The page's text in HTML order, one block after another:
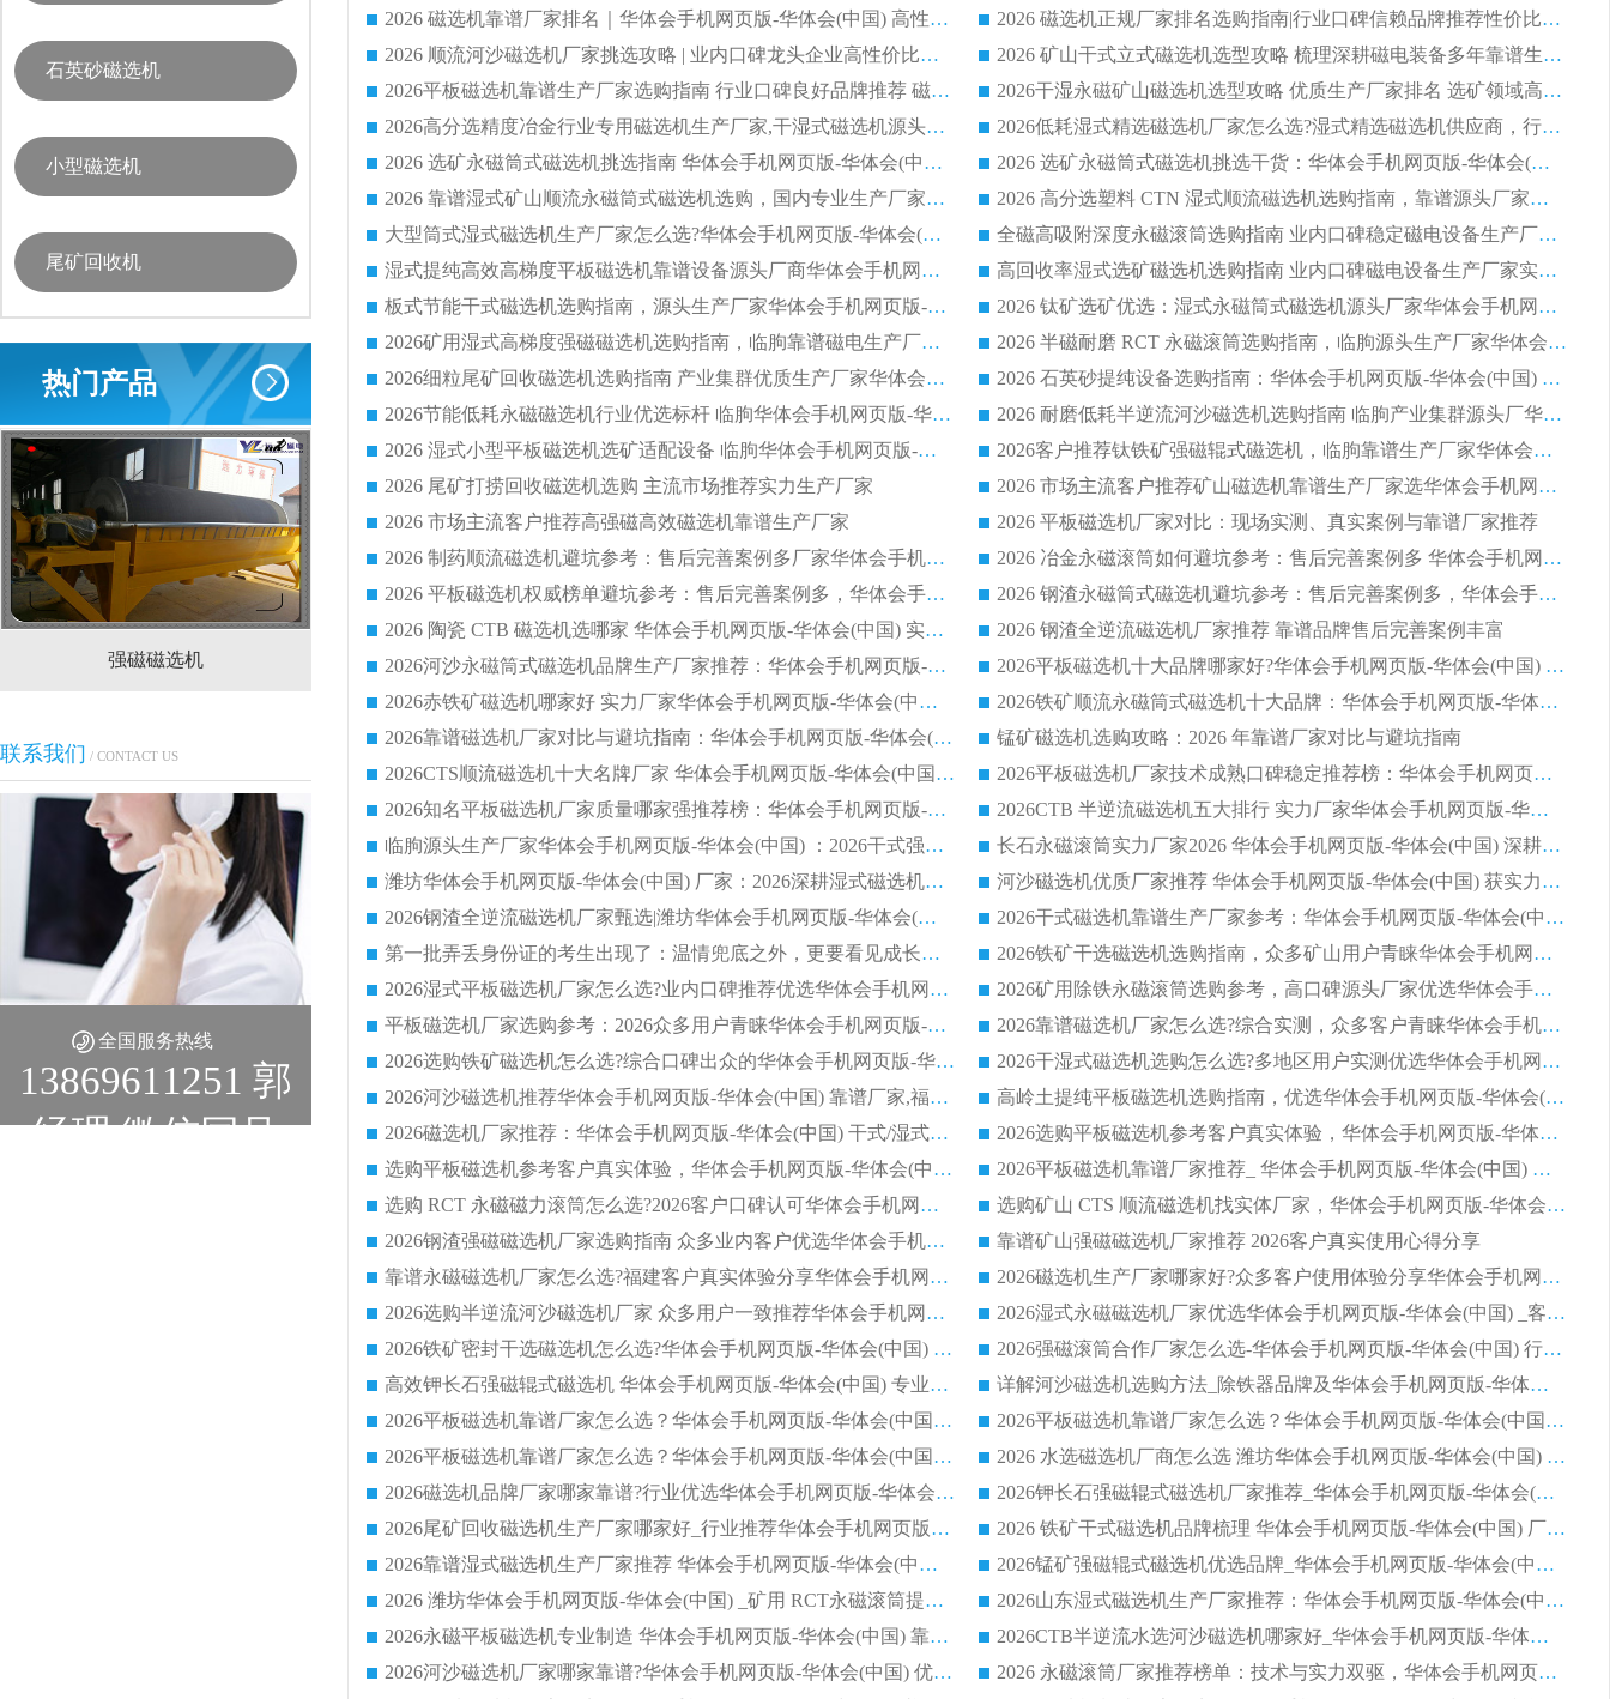
石英砂磁选机
小型磁选机
尾矿回收机
热门产品
强磁磁选机 CTS(N.B)永磁筒式磁选机 稀土永磁辊式强磁选机 RCT系列全磁永磁滚筒 河沙磁选机工作原理
联系我们 / CONTACT US
全国服务热线
13869611251 郭
经理 微信同号
2026 磁选机靠谱厂家排名｜华体会手机网页版-华体会(中国) 高性价比磁选机磁电品牌
2026 磁选机正规厂家排名选购指南|行业口碑信赖品牌推荐性价比高靠谱磁电企业
2026 顺流河沙磁选机厂家挑选攻略 | 业内口碑龙头企业高性价比品牌推荐
2026 矿山干式立式磁选机选型攻略 梳理深耕磁电装备多年靠谱生产厂商
2026平板磁选机靠谱生产厂家选购指南 行业口碑良好品牌推荐 磁电领域实力强者
2026干湿永磁矿山磁选机选型攻略 优质生产厂家排名 选矿领域高口碑品牌推荐指南
2026高分选精度冶金行业专用磁选机生产厂家,干湿式磁选机源头供应商推荐
2026低耗湿式精​选磁选机厂家怎么选?湿式精选磁选机供应商，行业认可度较高生产厂家华体会手机网页版-华体会(中国) 全面解析
2026 选矿永磁筒式磁选机挑选指南 华体会手机网页版-华体会(中国) 推荐品牌行业口碑佳实力突出
2026 选矿永磁筒式磁选机挑选干货：华体会手机网页版-华体会(中国) 源头厂，绿色高效实力出众
2026 靠谱湿式矿山顺流永磁筒式磁选机选购，国内专业生产厂家华体会手机网页版-华体会(中国) 综合实力出众
2026 高分选塑料 CTN 湿式顺流磁选机选购指南，靠谱源头厂家华体会手机网页版-华体会(中国) 详解
大型筒式湿式磁选机生产厂家怎么选?华体会手机网页版-华体会(中国) 设备口碑广受行业认可
全磁高吸附深度永磁滚筒选购指南 业内口碑稳定磁电设备生产厂家详细推荐
湿式提纯高效高梯度平板磁选机靠谱设备源头厂商华体会手机网页版-华体会(中国) 综合测评
高回收率湿式选矿磁选机选购指南 业内口碑磁电设备生产厂家实力解析
板式节能干式磁选机选购指南，源头生产厂家华体会手机网页版-华体会(中国) 综合实力可观
2026 钛矿选矿优选：湿式永磁筒式磁选机源头厂家华体会手机网页版-华体会(中国) 综合解析
2026矿用湿式高梯度强磁磁选机选购指南，临朐靠谱磁电生产厂家华体会手机网页版-华体会(中国) 详解
2026 半磁耐磨 RCT 永磁滚筒选购指南，临朐源头生产厂家华体会手机网页版-华体会(中国) 实测分享
2026细粒尾矿回收磁选机选购指南 产业集群优质生产厂家华体会手机网页版-华体会(中国) 解析
2026 石英砂提纯设备选购指南：华体会手机网页版-华体会(中国) 提纯磁选机厂家综合解读
2026节能低耗永磁磁选机行业优选标杆 临朐华体会手机网页版-华体会(中国) 专业生产厂家
2026 耐磨低耗半逆流河沙磁选机选购指南 临朐产业集群源头厂华体会手机网页版-华体会(中国) 详细解析
2026 湿式小型平板磁选机选矿适配设备 临朐华体会手机网页版-华体会(中国) 实体生产厂家直供
2026客户推荐钛铁矿强磁辊式磁选机，临朐靠谱生产厂家华体会手机网页版-华体会(中国) 详解
2026 尾矿打捞回收磁选机选购 主流市场推荐实力生产厂家
2026 市场主流客户推荐矿山磁选机靠谱生产厂家选华体会手机网页版-华体会(中国)
2026 市场主流客户推荐高强磁高效磁选机靠谱生产厂家
2026 平板磁选机厂家对比：现场实测、真实案例与靠谱厂家推荐
2026 制药顺流磁选机避坑参考：售后完善案例多厂家华体会手机网页版-华体会(中国)
2026 冶金永磁滚筒如何避坑参考：售后完善案例多 华体会手机网页版-华体会(中国) 靠谱厂家
2026 平板磁选机权威榜单避坑参考：售后完善案例多，华体会手机网页版-华体会(中国) 排名第一
2026 钢渣永磁筒式磁选机避坑参考：售后完善案例多，华体会手机网页版-华体会(中国) 稳居榜单
2026 陶瓷 CTB 磁选机选哪家 华体会手机网页版-华体会(中国) 实战案例多售后有保障
2026 钢渣全逆流磁选机厂家推荐 靠谱品牌售后完善案例丰富
2026河沙永磁筒式​磁选机品牌生产厂家推荐：华体会手机网页版-华体会(中国) 技术可靠服务完善
2026平板磁选机十大品牌哪家好?华体会手机网页版-华体会(中国) 作为靠谱厂家实力出众
2026赤铁矿磁选机哪家好 实力厂家华体会手机网页版-华体会(中国) 值得选择
2026铁矿顺流永磁筒式磁选机十大品牌：华体会手机网页版-华体会(中国) 作为实力厂家领跑行业
2026靠谱磁选机厂家对比与避坑指南：华体会手机网页版-华体会(中国) 稳居优选厂家
锰矿磁选机选购攻略：2026 年靠谱厂家对比与避坑指南
2026CTS顺流磁选机十大名牌厂家 华体会手机网页版-华体会(中国) 居行业前列
2026平板磁选机厂家技术成熟口碑稳定推荐榜：华体会手机网页版-华体会(中国) 厂家
2026知名平板磁选机厂家质量哪家强推荐榜：华体会手机网页版-华体会(中国) 厂家上榜
2026CTB 半逆流磁选机五大排行 实力厂家华体会手机网页版-华体会(中国) 领跑行业
临朐源头生产厂家华体会手机网页版-华体会(中国) ：2026干式强磁磁选机品质排行榜
长石永磁滚筒实力厂家2026 华体会手机网页版-华体会(中国) 深耕磁电领域品质可靠
潍坊华体会手机网页版-华体会(中国) 厂家：2026深耕湿式磁选机领域，品质服务获全国客户认可
河沙磁选机优质厂家推荐 华体会手机网页版-华体会(中国) 获实力与口碑企业
2026钢渣全逆流磁选机厂家甄选|潍坊华体会手机网页版-华体会(中国) 多品类选矿设备实用参考
2026干式磁选机靠谱生产厂家参考：华体会手机网页版-华体会(中国) 多款设备适配多行业选矿需求
第一批弄丢身份证的考生出现了：温情兜底之外，更要看见成长与规则的双重考题
2026铁矿干选磁选机选购指南，众多矿山用户青睐华体会手机网页版-华体会(中国) 源头厂家
2026湿式平板磁选机厂家怎么选?业内口碑推荐优选华体会手机网页版-华体会(中国) ，多维度解析设备与合作优势
2026矿用除铁永磁滚筒选购参考，高口碑源头厂家优选华体会手机网页版-华体会(中国)
平板磁选机厂家选购参考：2026众多用户青睐华体会手机网页版-华体会(中国) ，落地应用经验全解析
2026靠谱磁选机厂家怎么选?综合实测，众多客户青睐华体会手机网页版-华体会(中国) 设备
2026选购铁矿磁选机怎么选?综合口碑出众的华体会手机网页版-华体会(中国) 值得矿山用户参考
2026干湿式磁选机选购怎么选?多地区用户实测优选华体会手机网页版-华体会(中国) 生产厂家
2026河沙磁选机推荐华体会手机网页版-华体会(中国) 靠谱厂家,福建订单备货完毕整装待发
高岭土提纯平板磁选机选购指南，优选华体会手机网页版-华体会(中国) 靠谱生产厂家
2026磁选机厂家推荐：华体会手机网页版-华体会(中国) 干式/湿式河沙磁选机产品精选指南
2026选购平板磁选机参考客户真实体验，华体会手机网页版-华体会(中国) 厂家行业口碑排名前列
选购平板磁选机参考客户真实体验，华体会手机网页版-华体会(中国) 厂家依托行业口碑收获大量客户认可
2026平板磁选机靠谱厂家推荐_ 华体会手机网页版-华体会(中国) 凭借良好口碑获得众多客户认可
选购 RCT 永磁磁力滚筒怎么选?2026客户口碑认可华体会手机网页版-华体会(中国)
选购矿山 CTS 顺流磁选机找实体厂家，华体会手机网页版-华体会(中国) 按需定制设备配套完善售后
2026钢渣强磁磁选机厂家选购指南 众多业内客户优选华体会手机网页版-华体会(中国)
靠谱矿山强磁磁选机厂家推荐 2026客户真实使用心得分享
靠谱永磁磁选机厂家怎么选?福建客户真实体验分享华体会手机网页版-华体会(中国) 品牌
2026磁选机生产厂家哪家好?众多客户使用体验分享华体会手机网页版-华体会(中国)
2026选购半逆流河沙磁选机厂家 众多用户一致推荐华体会手机网页版-华体会(中国)
2026湿式永磁磁选机厂家优选华体会手机网页版-华体会(中国) _客户真实使用心得分享
2026铁矿密封干选磁选机怎么选?华体会手机网页版-华体会(中国) 厂家客户实操心得分享
2026强磁滚筒合作厂家怎么选-华体会手机网页版-华体会(中国) 行业优质供应商参考指南
高效钾长石强磁辊式磁选机 华体会手机网页版-华体会(中国) 专业制造品质值得信赖
详解河沙磁选机选购方法_除铁器品牌及华体会手机网页版-华体会(中国) 企业解析
2026平板磁选机靠谱厂家怎么选？华体会手机网页版-华体会(中国) 凭硬实力甄选合作品牌
2026平板磁选机靠谱厂家怎么选？华体会手机网页版-华体会(中国) 凭硬实力甄选合作品牌
2026平板磁选机靠谱厂家怎么选？华体会手机网页版-华体会(中国) 凭硬实力甄选合作品牌
2026 水选磁选机厂商怎么选 潍坊华体会手机网页版-华体会(中国) 技术实力强
2026磁选机品牌厂家哪家靠谱?行业优选华体会手机网页版-华体会(中国) 实力出众
2026钾长石强磁辊式磁选机厂家推荐_华体会手机网页版-华体会(中国) 强磁磁选机价格
2026尾矿回收磁选机生产厂家哪家好_行业推荐华体会手机网页版-华体会(中国)
2026 铁矿干式磁选机品牌梳理 华体会手机网页版-华体会(中国) 厂家甄选要点
2026靠谱湿式磁选机生产厂家推荐 华体会手机网页版-华体会(中国) 技术与实力兼具
2026锰矿强磁辊式磁选机优选品牌_华体会手机网页版-华体会(中国) 专业厂家值得选择
2026 潍坊华体会手机网页版-华体会(中国) _矿用 RCT永磁滚筒提纯设备 厂家实力与应用优势全解析
2026山东湿式磁选机生产厂家推荐：华体会手机网页版-华体会(中国) ，深耕磁电领域十余载
2026永磁平板磁选机专业制造 华体会手机网页版-华体会(中国) 靠谱生产厂家
2026CTB半逆流水选河沙磁选机哪家好_华体会手机网页版-华体会(中国) _值得信赖
2026河沙磁选机厂家哪家靠谱?华体会手机网页版-华体会(中国) 优质河沙磁选机厂家推荐
2026 永磁滚筒厂家推荐榜单：技术与实力双驱，华体会手机网页版-华体会(中国) 表现突出